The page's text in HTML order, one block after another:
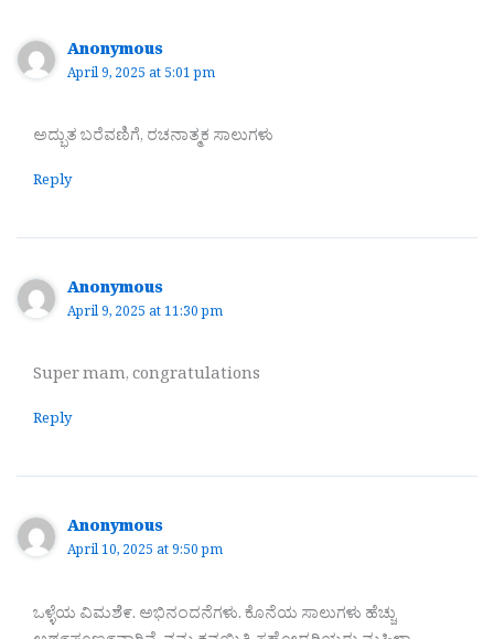
Anonymous
April 9, 2025 at 5:01 pm
ಅದ್ಭುತ ಬರೆವಣಿಗೆ, ರಚನಾತ್ಮಕ ಸಾಲುಗಳು
Reply
Anonymous
April 9, 2025 at 11:30 pm
Super mam, congratulations
Reply
Anonymous
April 10, 2025 at 9:50 pm
ಒಳ್ಳೆಯ ವಿಮಶೆ೯. ಅಭಿನಂದನೆಗಳು. ಕೊನೆಯ ಸಾಲುಗಳು ಹೆಚ್ಚು